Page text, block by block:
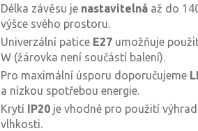
Délka závěsu je nastavitelná až do
výšce svého prostoru.
Univerzální patice E27 umožňuje
W (žárovka není součástí balení).
Pro maximální úsporu doporučujeme
a nízkou spotřebou energie.
Krytí IP20 je vhodné pro použití
vlhkosti.